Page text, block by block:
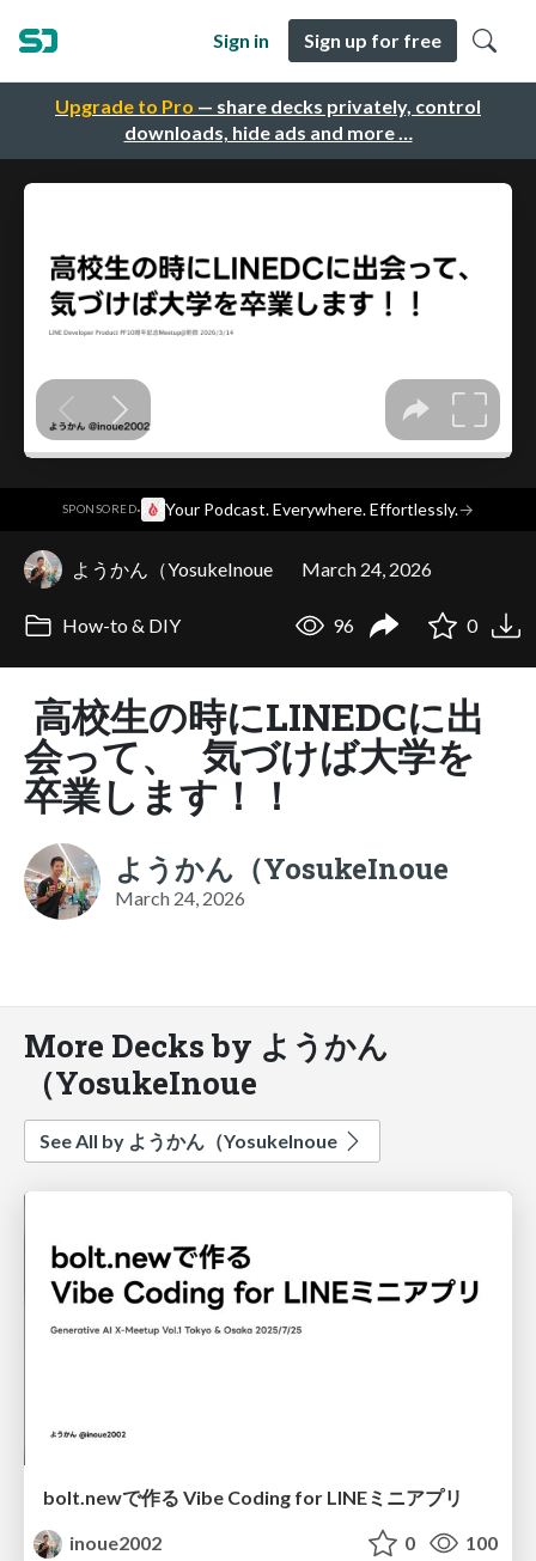
Upgrade to Pro — share decks privately, control
downloads, hide ads and more …
Sign in Sign up for free
SPONSORED· Your Podcast. Everywhere. Effortlessly.→
ようかん（YosukeInoue March 24, 2026
How-to & DIY 96 0
高校生の時にLINEDCに出
会って、 気づけば大学を
卒業します！！
ようかん（YosukeInoue
March 24, 2026
More Decks by ようかん
（YosukeInoue
See All by ようかん（YosukeInoue
bolt.newで作る Vibe Coding for LINEミニアプリ
inoue2002
0 100